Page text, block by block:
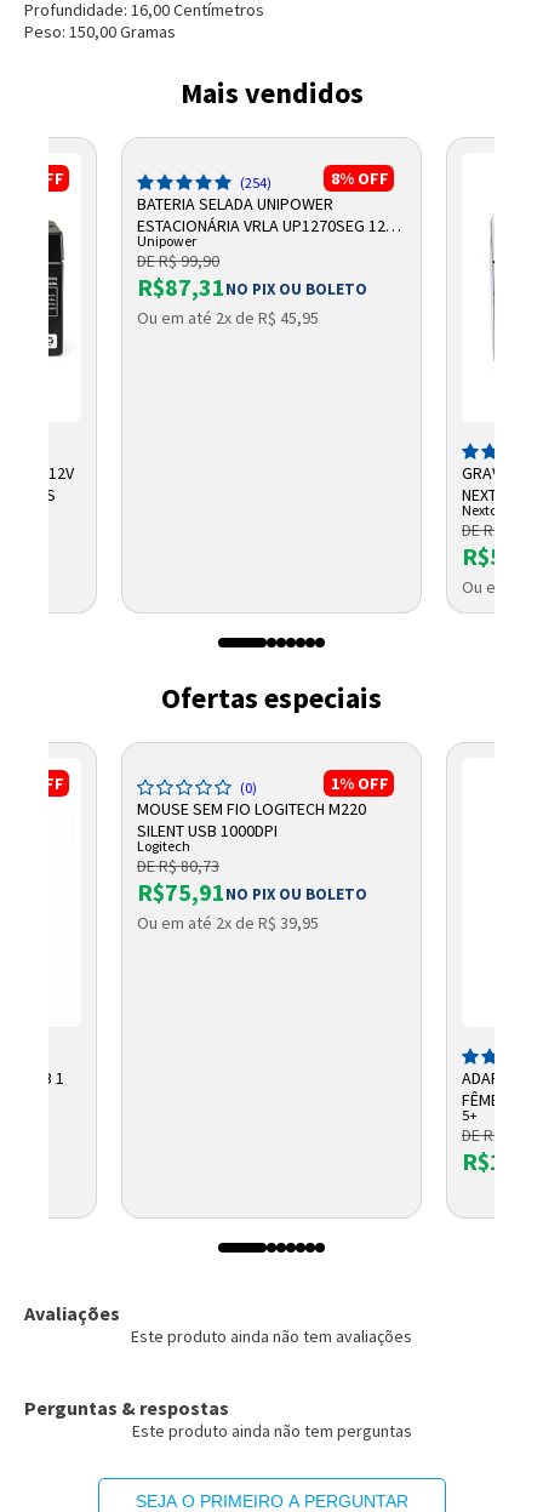
Entendi
Profundidade: 16,00Centímetros
Peso: 150,00Gramas
Mais vendidos
OFF
12V
8% OFF
(254)
BATERIA SELADA UNIPOWER
ESTACIONÁRIA VRLA UP1270SEG 12V
7AH F187
Unipower
DE R$ 99,90
R$87,31NO PIX OU BOLETO
Ou em até 2x de R$ 45,95
NEXTTECH
Nextcall
DE R$
Ou em até
Ofertas especiais
OFF
115DB 1
1% OFF
(0)
MOUSE SEM FIO LOGITECH M220
SILENT USB 1000DPI
Logitech
DE R$ 80,73
R$75,91NO PIX OU BOLETO
Ou em até 2x de R$ 39,95
FÊMEA
5+
DE R$ 19,90
Avaliações
Este produto ainda não tem avaliações
Perguntas & respostas
Este produto ainda não tem perguntas
SEJA O PRIMEIRO A PERGUNTAR